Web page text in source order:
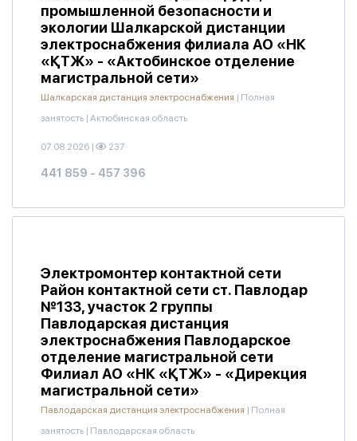
промышленной безопасности и
экологии Шалкарской дистанции
электроснабжения филиала АО «НК
«ҚТЖ» - «Актобинское отделение
магистральной сети»
Шалкарская дистанция электроснабжения | Полная
занятость | Актюбинская область
07.08.2026 | 237
441 859 - 457 396
Электромонтер контактной сети
Район контактной сети ст. Павлодар
№133, участок 2 группы
Павлодарская дистанция
электроснабжения Павлодарское
отделение магистральной сети
Филиал АО «НК «ҚТЖ» - «Дирекция
магистральной сети»
Павлодарская дистанция электроснабжения | Полная
занятость | Павлодарская область